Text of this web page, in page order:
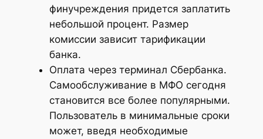
финучреждения придется заплатить
небольшой процент. Размер
комиссии зависит тарификации
банка.
Оплата через терминал Сбербанка.
Самообслуживание в МФО сегодня
становится все более популярными.
Пользователь в минимальные сроки
может, введя необходимые